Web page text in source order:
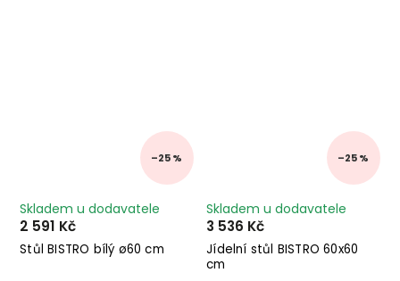
–25 %
Stůl BISTRO bílý ø60 cm
Skladem u dodavatele
2 591 Kč
–25 %
Jídelní stůl BISTRO 60x60
cm
Skladem u dodavatele
3 536 Kč